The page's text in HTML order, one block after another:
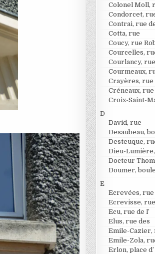
Colonel Moll,
Condorcet,
Contrai, rue
Cotta, rue
Coucy, rue
Courcelles,
Courlancy,
Courmeaux,
Crayères, rue
Créneaux, rue
Croix-Saint-
D
David, rue
Desaubeau,
Desteuque,
Dieu-
Docteur
Doumer,
E
Ecrevées, rue
Ecrevisse, rue
Ecu, rue de l’
Elus, rue des
Emile-Cazier,
Emile-Zola,
Erlon, place d’